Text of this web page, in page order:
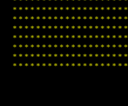
* * * * * * * * * * * * * * * * * * * *
* * * * * * * * * * * * * * * * * * * *
* * * * * * * * * * * * * * * * * * * *
* * * * * * * * * * * * * * * * * * * *
* * * * * * * * * * * * * * * * * * * *
* * * * * * * * * * * * * * * * * * * *
* * * * * * * * * * * * * * * * * * * *